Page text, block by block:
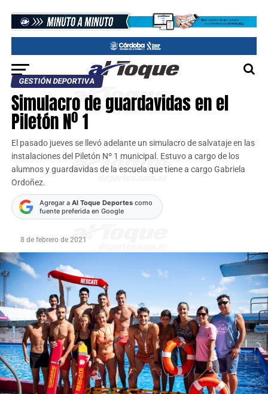
GESTIÓN DEPORTIVA
Simulacro de guardavidas en el
Piletón Nº 1
El pasado jueves se llevó adelante un simulacro de salvataje en las
instalaciones del Piletón Nº 1 municipal. Estuvo a cargo de los
alumnos y guardavidas de la escuela que tiene a cargo Gabriela
Ordoñez.
Agregar a Al Toque Deportescomo
fuente preferida en Google
8 de febrero de 2021